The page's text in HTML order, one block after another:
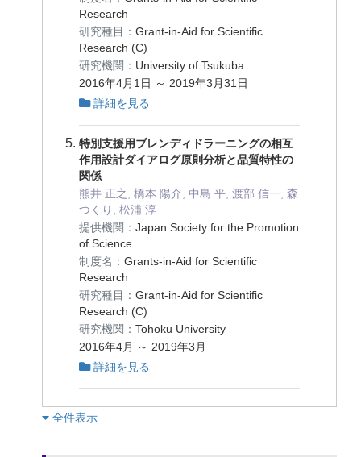
Research
研究種目： Grant-in-Aid for Scientific
Research (C)
研究機関： University of Tsukuba
2016年4月1日 ～ 2019年3月31日
詳細を見る
特別支援用ブレンディドラーニングの相互
作用設計ダイアログ原則分析と品質特性の
関係
熊井 正之, 橋本 陽介, 中島 平, 渡部 信一, 森
つくり, 松浦 淳
提供機関： Japan Society for the Promotion
of Science
制度名： Grants-in-Aid for Scientific
Research
研究種目： Grant-in-Aid for Scientific
Research (C)
研究機関： Tohoku University
2016年4月 ～ 2019年3月
詳細を見る
︎全件表示